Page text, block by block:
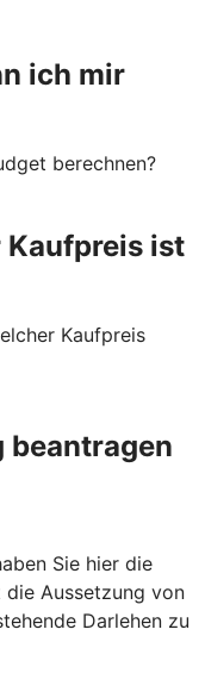
ich mir
berechnen?
ist
Kaufpreis
beantragen
Sie hier die
Aussetzung von
Darlehen zu